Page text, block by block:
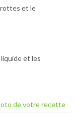
et le
et les
de votre recette